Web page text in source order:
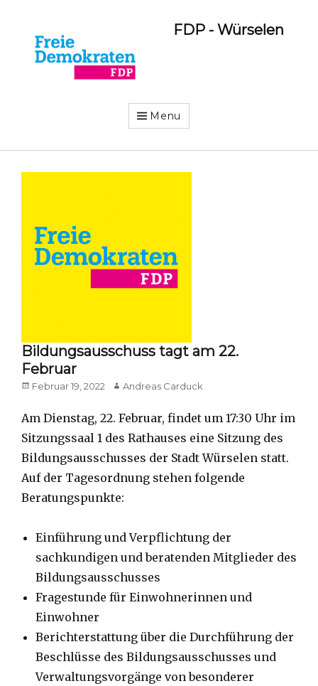
FDP - Würselen
Menu
Bildungsausschuss tagt am 22.
Februar
Posted
Februar 19, 2022 Author
Andreas Carduck
Am Dienstag, 22. Februar, findet um 17:30 Uhr im
Sitzungssaal 1 des Rathauses eine Sitzung des
Bildungsausschusses der Stadt Würselen statt.
Auf der Tagesordnung stehen folgende
Beratungspunkte:
Einführung und Verpflichtung der
sachkundigen und beratenden Mitglieder des
Bildungsausschusses
Fragestunde für Einwohnerinnen und
Einwohner
Berichterstattung über die Durchführung der
Beschlüsse des Bildungsausschusses und
Verwaltungsvorgänge von besonderer